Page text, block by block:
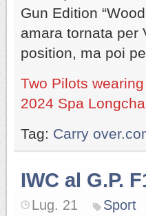
Gun Edition
amara tornata per
position, ma poi
Two Pilots
2024 Spa
Tag: Carry
IWC al G.P.
Lug. 21 Sport